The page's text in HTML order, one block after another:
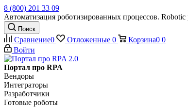
8 (800) 201 33 09
Автоматизация роботизированных процессов. Robotic
Поиск
Сравнение0 Отложенные 0 Корзина0 0
Войти
Портал про RPA
Вендоры
Интеграторы
Разработчики
Готовые роботы